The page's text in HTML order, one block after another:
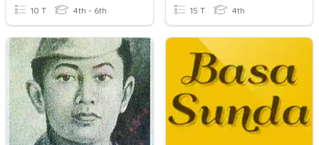
10 T 4th - 6th 15 T 4th